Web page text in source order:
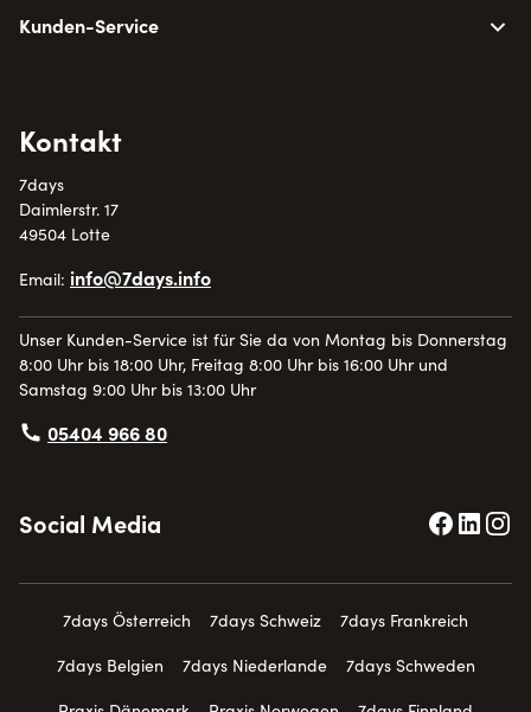
Kunden-Service
Kontakt
7days
Daimlerstr. 17
49504 Lotte
Email: info@7days.info
Unser Kunden-Service ist für Sie da von Montag bis Donnerstag
8:00 Uhr bis 18:00 Uhr, Freitag 8:00 Uhr bis 16:00 Uhr und
Samstag 9:00 Uhr bis 13:00 Uhr
05404 966 80
Social Media
7days Österreich 7days Schweiz
7days Frankreich
7days Belgien
7days Niederlande
7days Schweden